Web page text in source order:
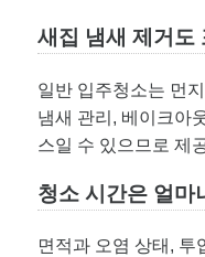
새집 냄새 제거도
일반 입주청소는 먼
냄새 관리, 베이크아
스일 수 있으므로 제
청소 시간은 얼마
면적과 오염 상태, 투